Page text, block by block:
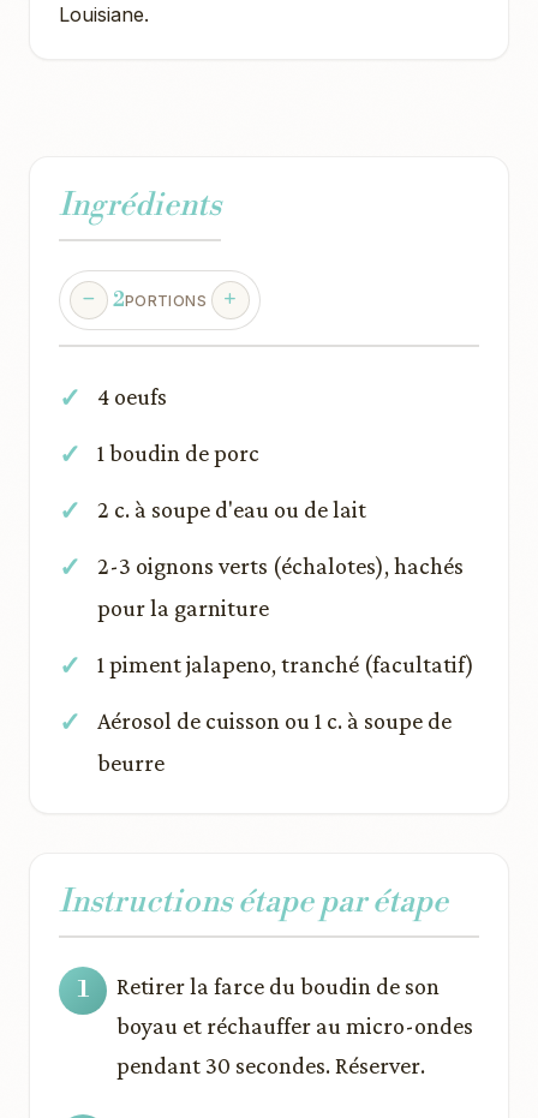
Louisiane.
Ingrédients
2PORTIONS
4 oeufs
1 boudin de porc
2 c. à soupe d'eau ou de lait
2-3 oignons verts (échalotes), hachés
pour la garniture
1 piment jalapeno, tranché (facultatif)
Aérosol de cuisson ou 1 c. à soupe de
beurre
Instructions étape par étape
Retirer la farce du boudin de son
boyau et réchauffer au micro-ondes
pendant 30 secondes. Réserver.